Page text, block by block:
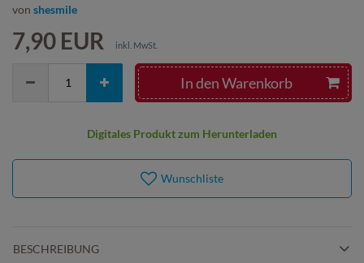
von shesmile
7,90 EUR inkl. MwSt.
In den Warenkorb
Digitales Produkt zum Herunterladen
Wunschliste
BESCHREIBUNG